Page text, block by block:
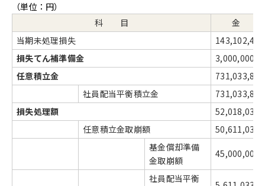
（単位：円）
科 目
金
当期未処理損失
損失てん補準備金
3,000,000
任意積立金
731,033,880
社員配当平衡積立金
731,033,880
損失処理額
任意積立金取崩額
基金償却準備
金取崩額
社員配当平衡